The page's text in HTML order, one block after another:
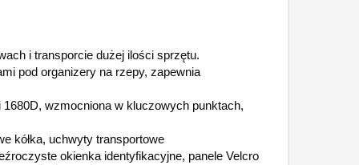
i transporcie dużej ilości sprzętu.
pod organizery na rzepy, zapewnia
wzmocniona w kluczowych punktach,
kółka, uchwyty transportowe
okienka identyfikacyjne, panele Velcro